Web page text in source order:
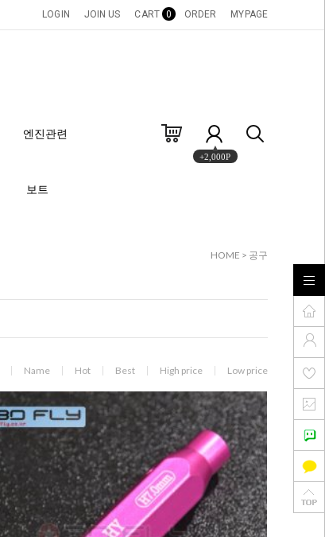
LOGIN JOIN US CART 0 ORDER MYPAGE
엔진관련
보트
+2,000P
HOME > 공구
Name Hot Best High price Low price